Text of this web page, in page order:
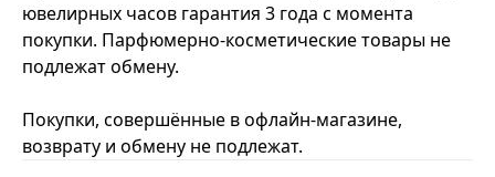
ювелирных часов гарантия 3 года с момента
покупки. Парфюмерно-косметические товары не
подлежат обмену.
Покупки, совершённые в офлайн-магазине,
возврату и обмену не подлежат.